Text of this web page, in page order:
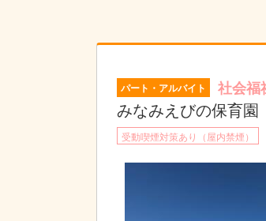
パート・アルバイト 社会福
みなみえびの保育園
受動喫煙対策あり（屋内禁煙）